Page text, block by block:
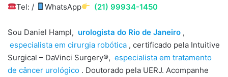
Tel: /
WhatsApp (21) 99934-1450
Sou Daniel Hampl, urologista do Rio de Janeiro ,
especialista em cirurgia robótica , certificado pela Intuitive
Surgical – DaVinci Surgery®, especialista em tratamento
de câncer urológico . Doutorado pela UERJ. Acompanhe